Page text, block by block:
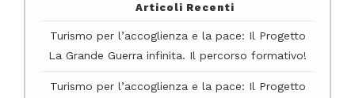
Articoli Recenti
Turismo per l’accoglienza e la pace: Il Progetto
La Grande Guerra infinita. Il percorso formativo!
Turismo per l’accoglienza e la pace: Il Progetto